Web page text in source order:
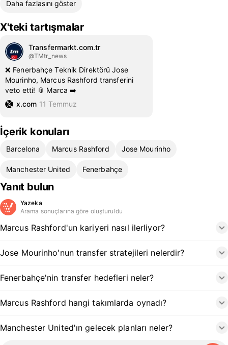
Daha fazlasını göster
X'teki tartışmalar
Transfermarkt.com.tr
@TMtr_news
❌ Fenerbahçe Teknik Direktörü Jose
Mourinho, Marcus Rashford transferini
veto etti! 📎 Marca ➡️
x.com 11 Temmuz
İçerik konuları
Barcelona Marcus Rashford Jose Mourinho
Manchester United Fenerbahçe
Yanıt bulun
Yazeka
Arama sonuçlarına göre oluşturuldu
Marcus Rashford'un kariyeri nasıl ilerliyor?
Jose Mourinho'nun transfer stratejileri nelerdir?
Fenerbahçe'nin transfer hedefleri neler?
Marcus Rashford hangi takımlarda oynadı?
Manchester United'ın gelecek planları neler?